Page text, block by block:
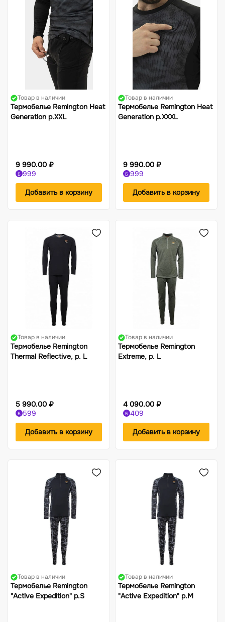
Товар в наличии
Термобелье Remington Heat
Generation р.XXL
9 990.00 ₽
Б 999
Добавить в корзину
Товар в наличии
Термобелье Remington Heat
Generation р.XХXL
9 990.00 ₽
Б 999
Добавить в корзину
Товар в наличии
Термобелье Remington
Thermal Reflective, р. L
5 990.00 ₽
Б 599
Добавить в корзину
Товар в наличии
Термобелье Remington
Extreme, р. L
4 090.00 ₽
Б 409
Добавить в корзину
Товар в наличии
Термобелье Remington
"Active Expedition" р.S
Товар в наличии
Термобелье Remington
"Active Expedition" р.M